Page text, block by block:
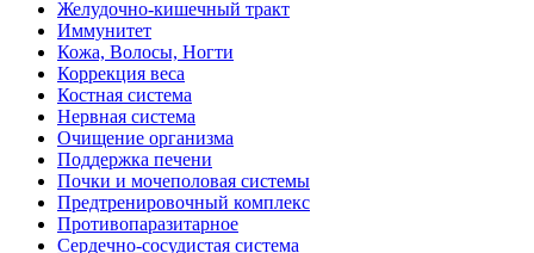
Желудочно-кишечный тракт
Иммунитет
Кожа, Волосы, Ногти
Коррекция веса
Костная система
Нервная система
Очищение организма
Поддержка печени
Почки и мочеполовая системы
Предтренировочный комплекс
Противопаразитарное
Сердечно-сосудистая система